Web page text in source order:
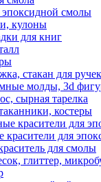
смолы
кулоны
для книг
стакан для ручек
молды, 3d
сырная тарелка
костеры
красители для
красители для
для смолы
глиттер,